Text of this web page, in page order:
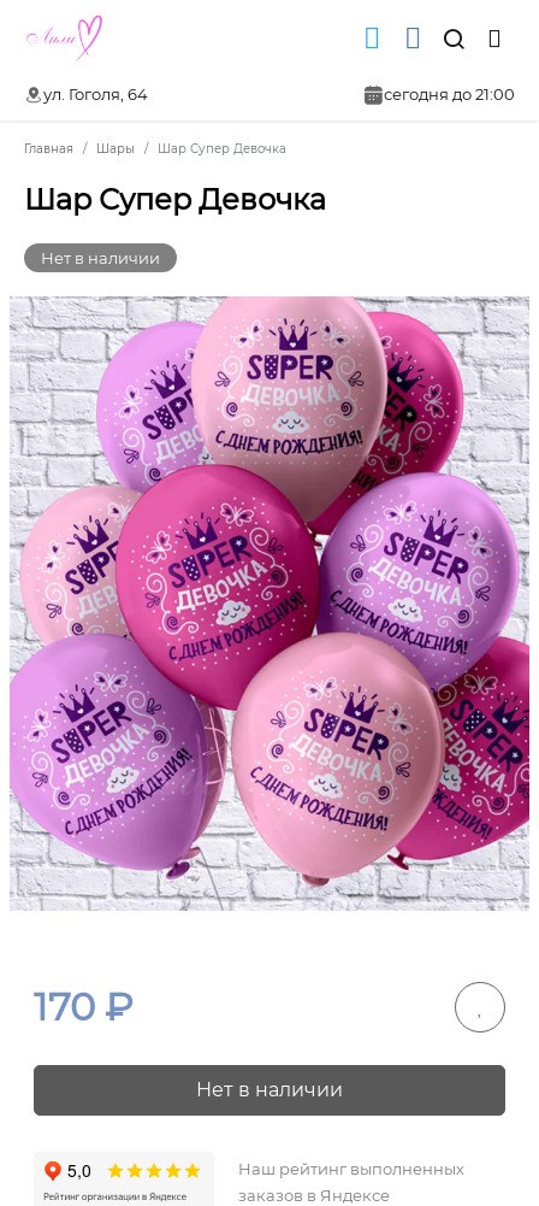
ул. Гоголя, 64 сегодня до 21:00
Главная Шары Шар Супер Девочка
Шар Супер Девочка
Нет в наличии
170 ₽
Нет в наличии
Наш рейтинг выполненных
заказов в Яндексе